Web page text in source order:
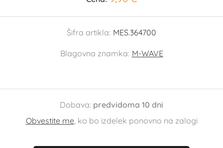
Šifra artikla: MES.364700
Blagovna znamka: M-WAVE
Dobava: predvidoma 10 dni
Obvestite me, ko bo izdelek ponovno na zalogi